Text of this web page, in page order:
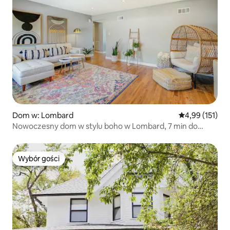
Dom w: Lombard Średnia
4,99 (151)
Nowoczesny dom w stylu boho w Lombard, 7 min do
Wybór gości
Wybór gości